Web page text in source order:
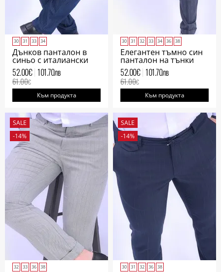
30 31 33 34
Дънков панталон в
синьо с италиански
джоб
52.00€ 101.70лв
61.00€
Към продукта
30 31 32 33 34 36 38
Елегантен тъмно син
панталон на тънки
пунктири
52.00€ 101.70лв
61.00€
Към продукта
SALE
-14%
32 33 36 38
SALE
-14%
30 31 32 36 38